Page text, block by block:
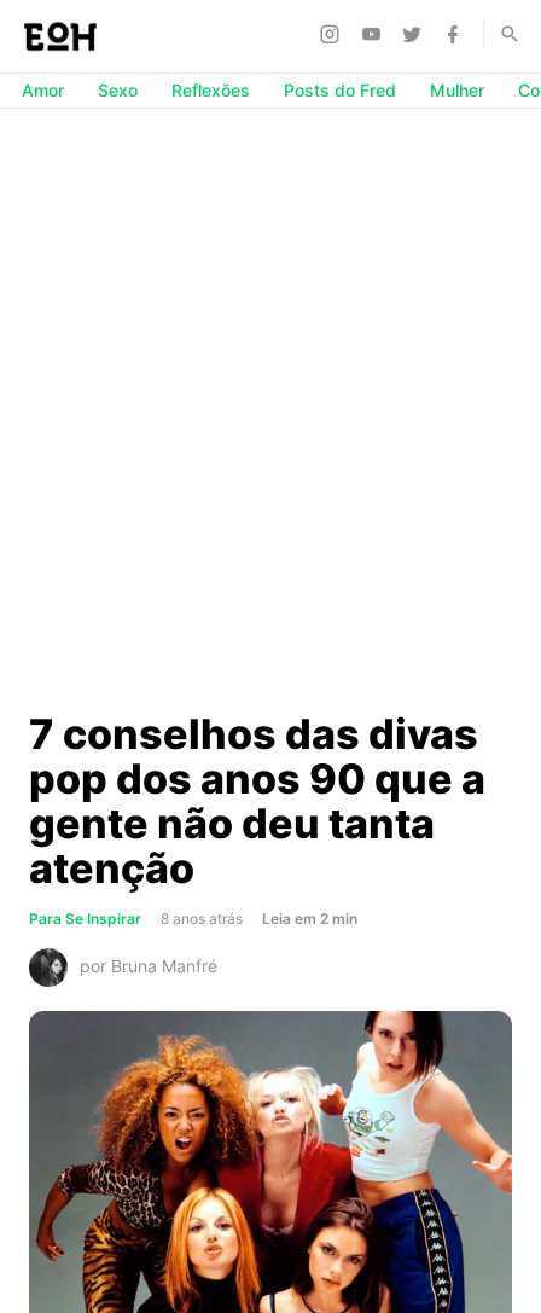
Amor Sexo Reflexões Posts do Fred Mulher
7 conselhos das divas
pop dos anos 90 que a
gente não deu tanta
atenção
Para Se Inspirar 8 anos atrás Leia about
pop
dos
anos
90
que
a
gente
não
deu
em 2 min
por Bruna Manfré